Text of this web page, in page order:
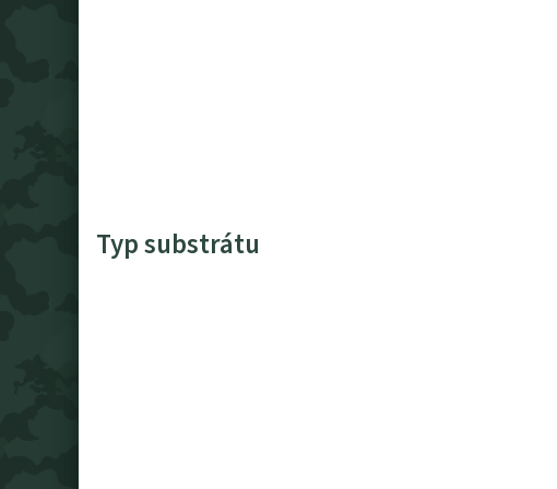
Typ substrátu